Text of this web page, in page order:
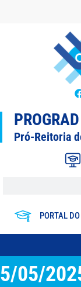
PROGRAD
Pró-Reitoria
PORTAL
5/05/